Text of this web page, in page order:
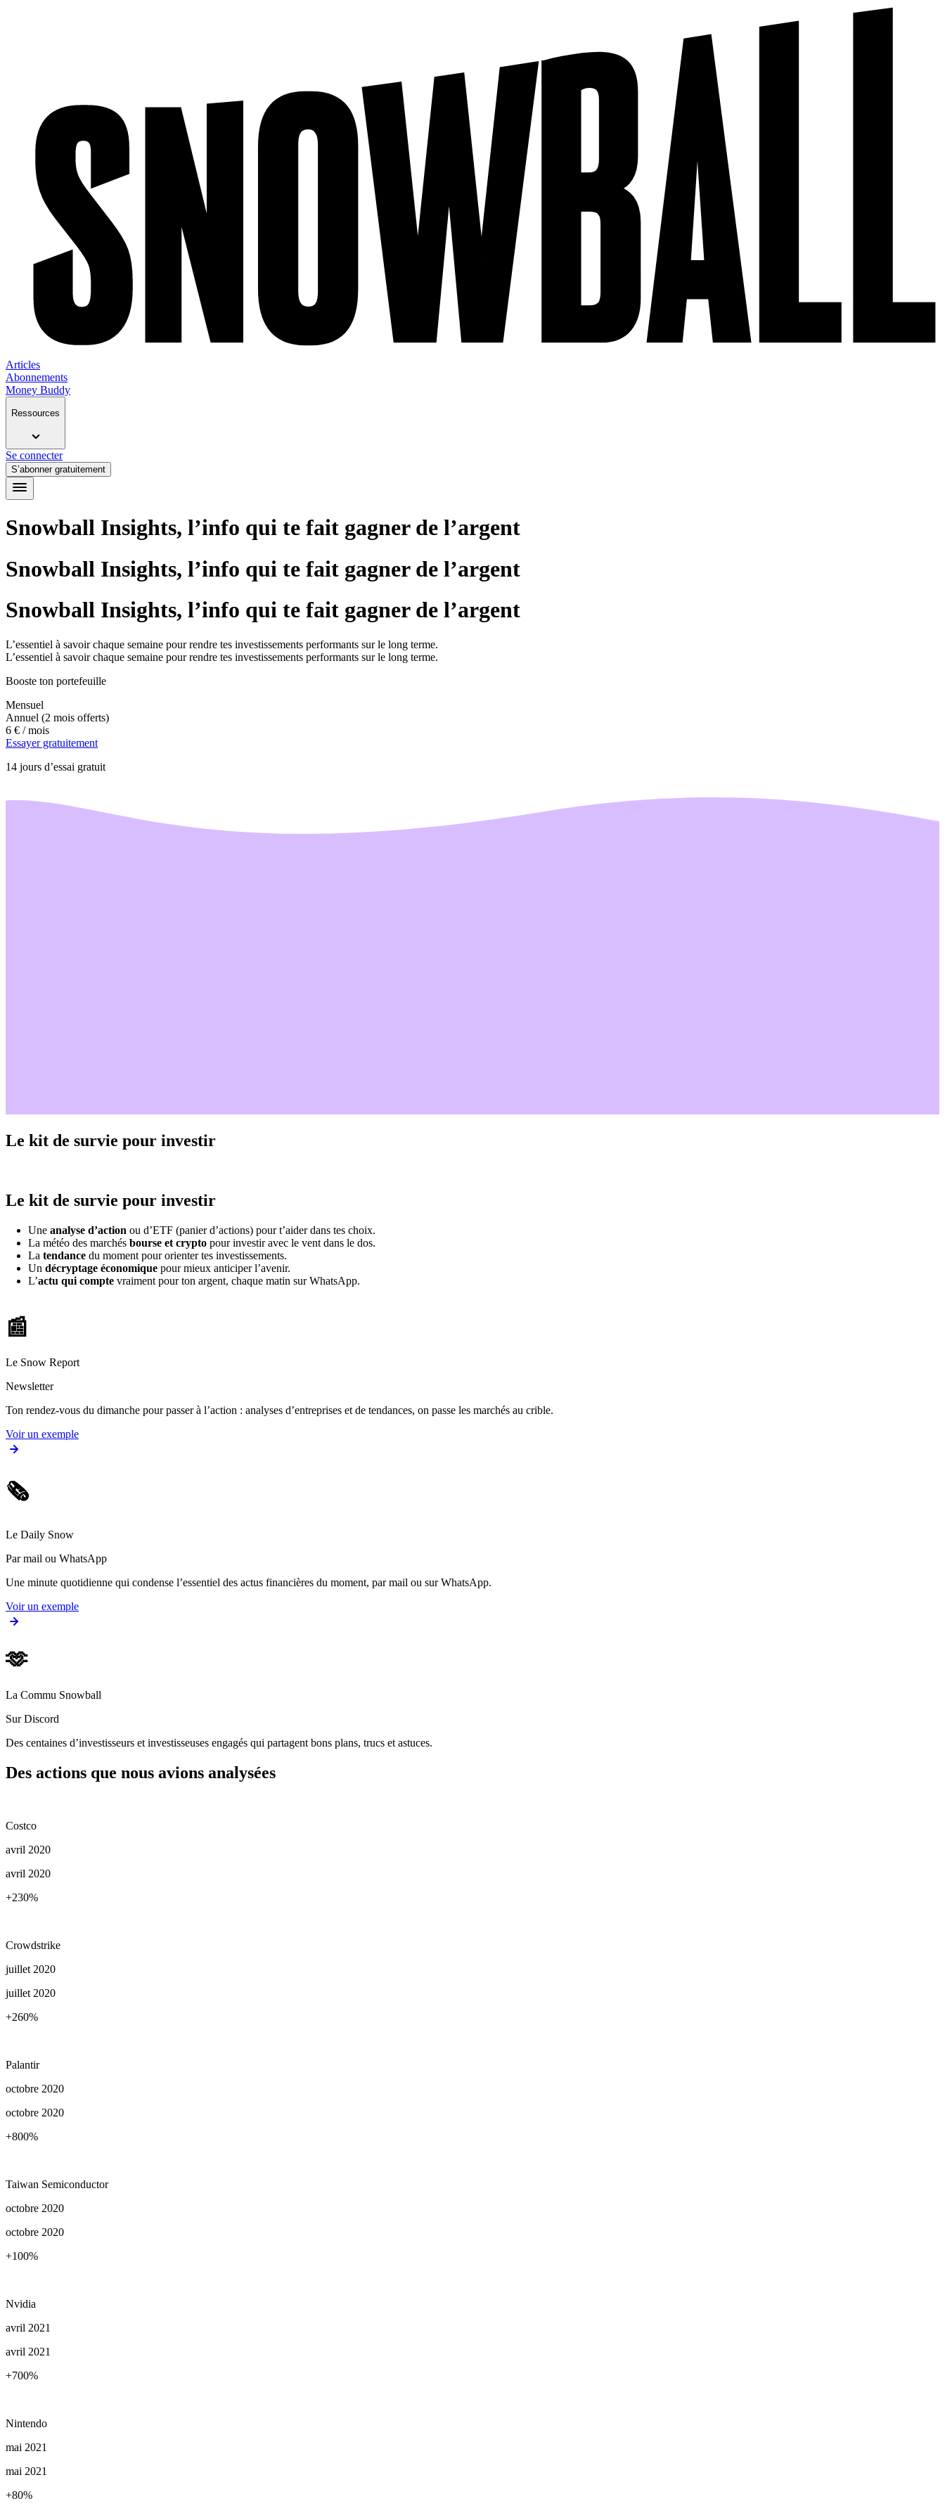
Articles
Abonnements
Money Buddy
Ressources
Se connecter
S’abonner gratuitement
Snowball Insights, l’info qui te fait gagner de l’argent
Snowball Insights, l’info qui te fait gagner de l’argent
Snowball Insights, l’info qui te fait gagner de l’argent
L’essentiel à savoir chaque semaine pour rendre tes investissements performants sur le long terme.
L’essentiel à savoir chaque semaine pour rendre tes investissements performants sur le long terme.
Booste ton portefeuille
Mensuel
Annuel (2 mois offerts)
6 € / mois
Essayer gratuitement
14 jours d’essai gratuit
Le kit de survie pour investir
Le kit de survie pour investir
Une analyse d’action ou d’ETF (panier d’actions) pour t’aider dans tes choix.
La météo des marchés bourse et crypto pour investir avec le vent dans le dos.
La tendance du moment pour orienter tes investissements.
Un décryptage économique pour mieux anticiper l’avenir.
L’actu qui compte vraiment pour ton argent, chaque matin sur WhatsApp.
📰
Le Snow Report
Newsletter
Ton rendez-vous du dimanche pour passer à l’action : analyses d’entreprises et de tendances, on passe les marchés au crible.
Voir un exemple
🗞️
Le Daily Snow
Par mail ou WhatsApp
Une minute quotidienne qui condense l’essentiel des actus financières du moment, par mail ou sur WhatsApp.
Voir un exemple
🫶
La Commu Snowball
Sur Discord
Des centaines d’investisseurs et investisseuses engagés qui partagent bons plans, trucs et astuces.
Des actions que nous avions analysées
Costco
avril 2020
avril 2020
+230%
Crowdstrike
juillet 2020
juillet 2020
+260%
Palantir
octobre 2020
octobre 2020
+800%
Taiwan Semiconductor
octobre 2020
octobre 2020
+100%
Nvidia
avril 2021
avril 2021
+700%
Nintendo
mai 2021
mai 2021
+80%